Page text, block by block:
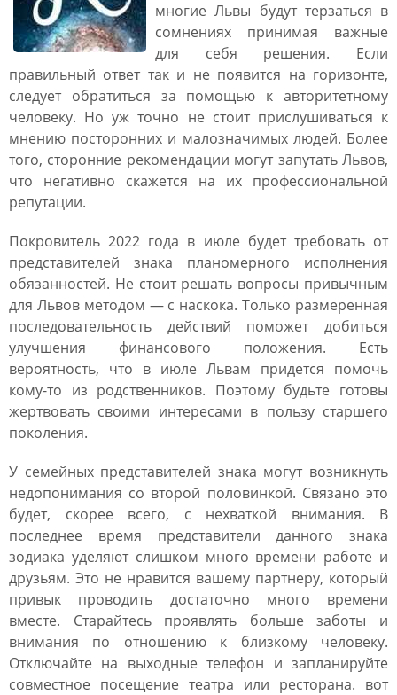
многие Львы будут терзаться в
сомнениях принимая важные
для себя решения. Если
правильный ответ так и не появится на горизонте,
следует обратиться за помощью к авторитетному
человеку. Но уж точно не стоит прислушиваться к
мнению посторонних и малозначимых людей. Более
того, сторонние рекомендации могут запутать Львов,
что негативно скажется на их профессиональной
репутации.
Покровитель 2022 года в июле будет требовать от
представителей знака планомерного исполнения
обязанностей. Не стоит решать вопросы привычным
для Львов методом ― с наскока. Только размеренная
последовательность действий поможет добиться
улучшения финансового положения. Есть
вероятность, что в июле Львам придется помочь
кому-то из родственников. Поэтому будьте готовы
жертвовать своими интересами в пользу старшего
поколения.
У семейных представителей знака могут возникнуть
недопонимания со второй половинкой. Связано это
будет, скорее всего, с нехваткой внимания. В
последнее время представители данного знака
зодиака уделяют слишком много времени работе и
друзьям. Это не нравится вашему партнеру, который
привык проводить достаточно много времени
вместе. Старайтесь проявлять больше заботы и
внимания по отношению к близкому человеку.
Отключайте на выходные телефон и запланируйте
совместное посещение театра или ресторана. вот